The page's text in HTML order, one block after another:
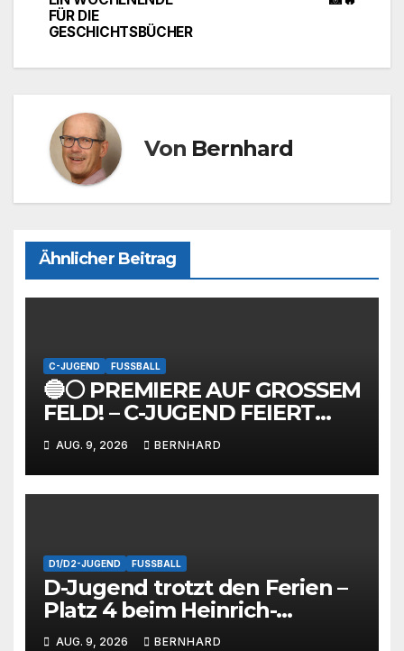
k
FÜR DIE
GESCHICHTSBÜCHER
Von Bernhard
Ähnlicher Beitrag
C-JUGEND FUSSBALL
🔵⚪ PREMIERE AUF GROSSEM
FELD! – C-JUGEND FEIERT
ERSTEN TESTSPIELAUFTRITT
⚽ AEB Hildesheim – SC
Barienrode 5:3 (1:2/2:3)
AUG. 9, 2026 BERNHARD
D1/D2-JUGEND FUSSBALL
D-Jugend trotzt den Ferien –
Platz 4 beim Heinrich-
Dammann-Cup macht Lust
AUG. 9, 2026 BERNHARD